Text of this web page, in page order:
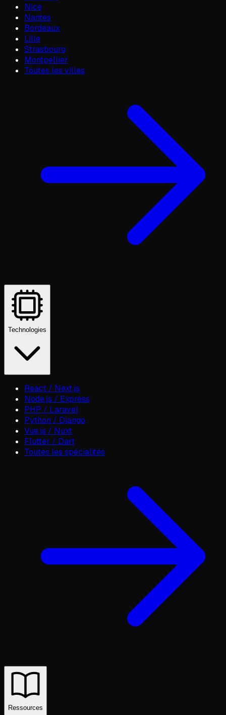
Nice
Nantes
Bordeaux
Lille
Strasbourg
Montpellier
Toutes les villes
Technologies
React / Next.js
Node.js / Express
PHP / Laravel
Python / Django
Vue.js / Nuxt
Flutter / Dart
Toutes les spécialités
Ressources